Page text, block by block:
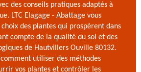
des conseils pratiques adaptés à
LTC Elagage - Abattage vous
des plantes qui prospèrent dans
compte de la qualité du sol et des
de Hautvillers Ouville 80132.
utiliser des méthodes
vos plantes et contrôler les